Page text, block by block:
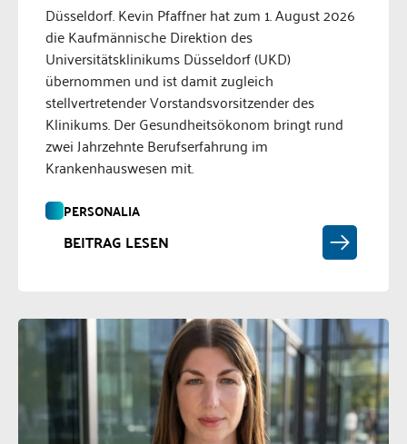
Düsseldorf. Kevin Pfaffner hat zum 1. August 2026
die Kaufmännische Direktion des
Universitätsklinikums Düsseldorf (UKD)
übernommen und ist damit zugleich
stellvertretender Vorstandsvorsitzender des
Klinikums. Der Gesundheitsökonom bringt rund
zwei Jahrzehnte Berufserfahrung im
Krankenhauswesen mit.
PERSONALIA
BEITRAG LESEN